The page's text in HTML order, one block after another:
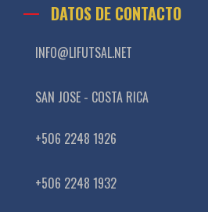
DATOS DE CONTACTO
INFO@LIFUTSAL.NET
SAN JOSE - COSTA RICA
+506 2248 1926
+506 2248 1932